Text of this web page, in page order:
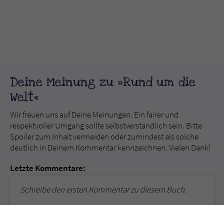
Deine Meinung zu »Rund um die
Welt«
Wir freuen uns auf Deine Meinungen. Ein fairer und
respektvoller Umgang sollte selbstverständlich sein. Bitte
Spoiler zum Inhalt vermeiden oder zumindest als solche
deutlich in Deinem Kommentar kennzeichnen. Vielen Dank!
Letzte Kommentare:
Schreibe den ersten Kommentar zu diesem Buch.